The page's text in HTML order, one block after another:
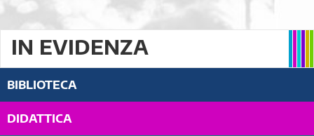
IN EVIDENZA
BIBLIOTECA
DIDATTICA